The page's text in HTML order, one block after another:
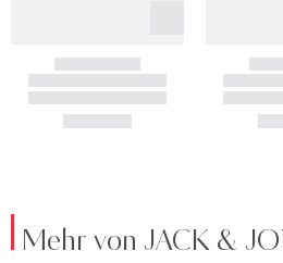
Mehr von JACK &